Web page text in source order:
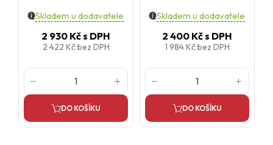
Skladem u dodavatele
2 930 Kčs DPH
2 422 Kčbez DPH
DO KOŠÍKU
Skladem u dodavatele
2 400 Kčs DPH
1 984 Kčbez DPH
DO KOŠÍKU